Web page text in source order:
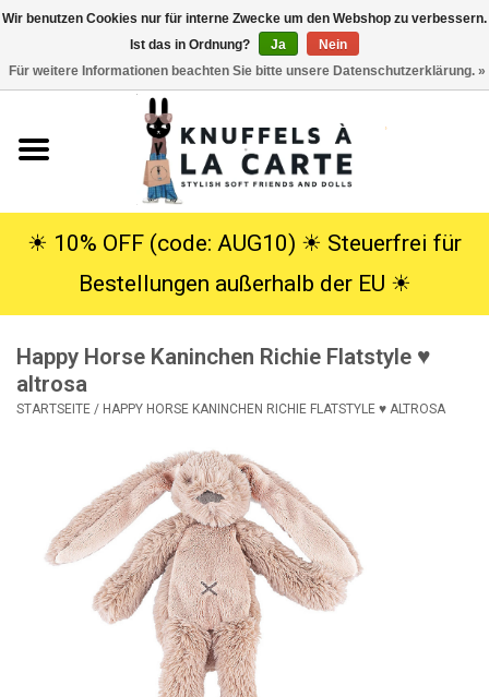
Kuscheltiere
SALE
Geschenke
Lookbooks
☀︎ 10% OFF (code: AUG10) ☀︎ Steuerfrei für
Bestellungen außerhalb der EU ☀︎
Happy Horse Kaninchen Richie Flatstyle ♥
altrosa
STARTSEITE / HAPPY HORSE KANINCHEN RICHIE FLATSTYLE ♥ ALTROSA
Wir benutzen Cookies nur für interne Zwecke um den Webshop zu verbessern.
Ist das in Ordnung?
Ja
Nein
Für weitere Informationen beachten Sie bitte unsere Datenschutzerklärung. »